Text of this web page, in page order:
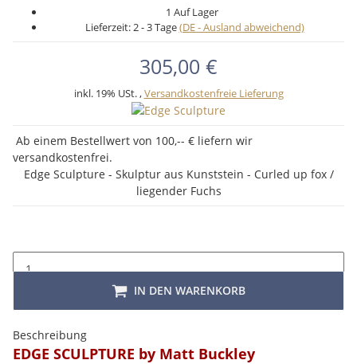
1 Auf Lager
Lieferzeit:2 - 3 Tage(DE - Ausland abweichend)
305,00 €
inkl. 19% USt. ,Versandkostenfreie Lieferung
Ab einem Bestellwert von 100,-- € liefern wir
versandkostenfrei.
Edge Sculpture - Skulptur aus Kunststein - Curled up fox /
liegender Fuchs
IN DEN WARENKORB
Beschreibung
EDGE SCULPTURE by Matt Buckley